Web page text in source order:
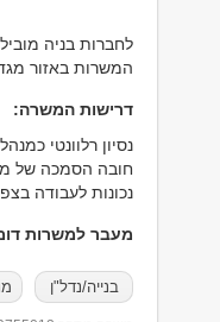
לחברות בניה
המשרות באזור
דרישות המשרה:
נסיון רלוונטי
חובה הסמכה של
נכונות לעבודה
מעבר למשרות
בנייה/נדל"ן